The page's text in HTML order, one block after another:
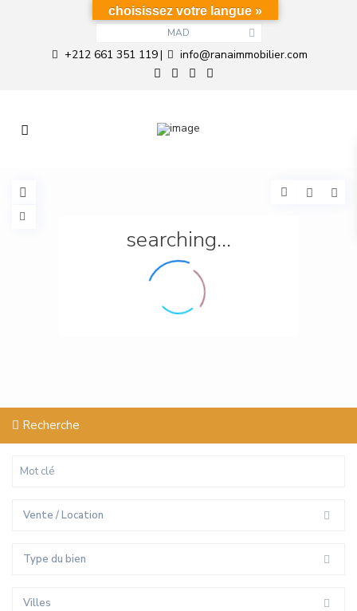
MAD
+212 661 351 119| info@ranaimmobilier.com
searching...
Recherche
Vente / Location
Type du bien
Villes
choisissez votre langue »